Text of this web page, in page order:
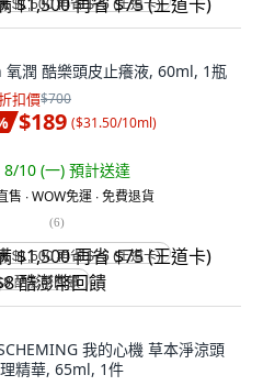
$1,500 再省 $75 (王道卡)
潤 酷樂頭皮止癢液, 60ml, 1瓶
扣價$700
$189 ($31.50/10ml)
8/10 (一) 預計送達
售 ∙ WOW免運 ∙ 免費退貨
(6)
$1,500 再省 $75 (王道卡)
酷澎幣回饋
我的心機 草本淨涼頭
精華, 65ml, 1件